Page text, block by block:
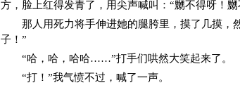
方，脸上红得发青了，用尖声喊叫：“嬲不得呀！嬲
那人用死力将手伸进她的腿胯里，摸了几摸，
子！”
“哈，哈，哈哈……”打手们哄然大笑起来了。
“打！”我气愤不过，喊了一声。